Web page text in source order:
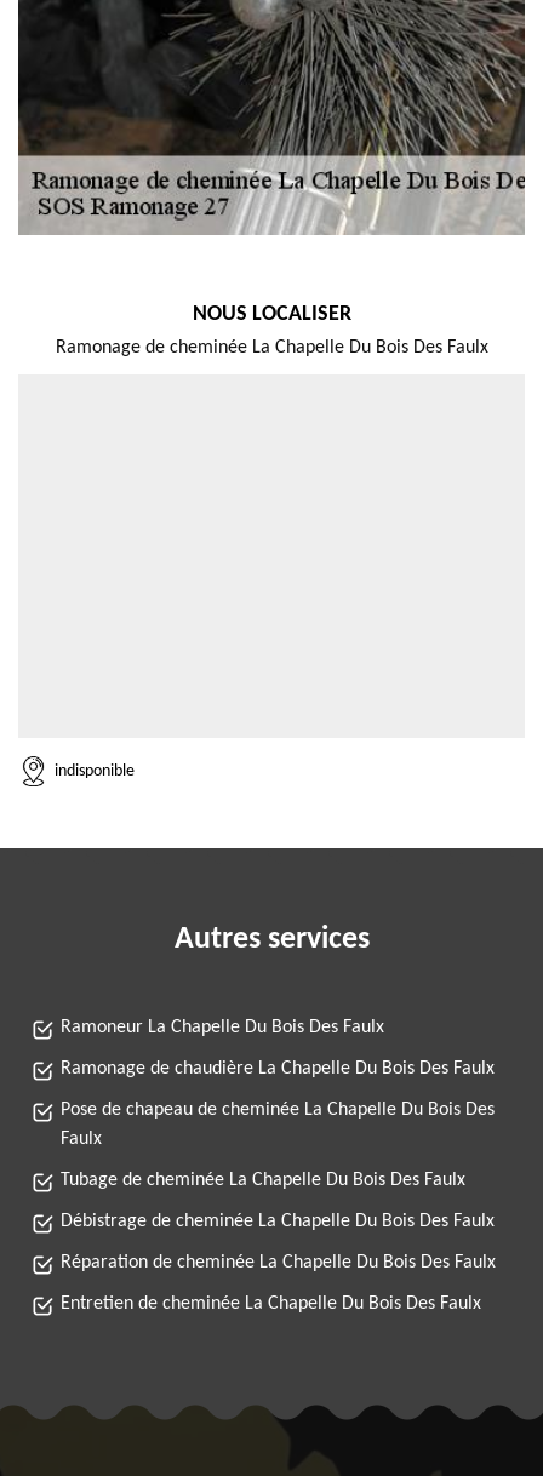
NOUS LOCALISER
Ramonage de cheminée La Chapelle Du Bois Des Faulx
indisponible
Autres services
Ramoneur La Chapelle Du Bois Des Faulx
Ramonage de chaudière La Chapelle Du Bois Des Faulx
Pose de chapeau de cheminée La Chapelle Du Bois Des
Faulx
Tubage de cheminée La Chapelle Du Bois Des Faulx
Débistrage de cheminée La Chapelle Du Bois Des Faulx
Réparation de cheminée La Chapelle Du Bois Des Faulx
Entretien de cheminée La Chapelle Du Bois Des Faulx